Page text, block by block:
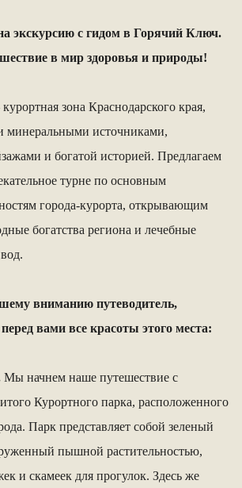
экскурсию с гидом в Горячий Ключ.
в мир здоровья и природы!
зона Краснодарского края,
минеральными источниками,
и богатой историей. Предлагаем
турне по основным
города-курорта, открывающим
богатства региона и лечебные
вниманию путеводитель,
вами все красоты этого места:
Мы начнем наше путешествие с
Курортного парка, расположенного
Парк представляет собой зеленый
пышной растительностью,
и скамеек для прогулок. Здесь же